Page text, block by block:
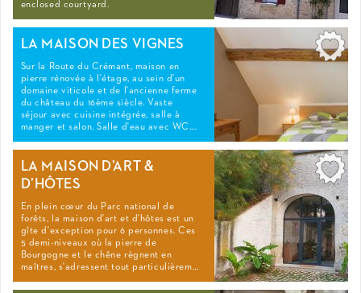
enclosed courtyard.
LA MAISON DES VIGNES
Sur la Route du Crémant, maison en
pierre rénovée à l'étage, au sein d'un
domaine viticole et de l'ancienne ferme
du château du 16ème siècle. Vaste
séjour avec cuisine intégrée, salle à
manger et salon. Salle d'eau avec WC.…
LA MAISON D’ART &
D’HÔTES
En plein cœur du Parc national de
forêts, la maison d'art et d'hôtes est un
gîte d'exception pour 6 personnes. Ces
5 demi-niveaux où la pierre de
Bourgogne et le chêne règnent en
maîtres, s'adressent tout particulièrem…